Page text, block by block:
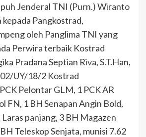
Jenderal TNI (Purn.) Wiranto
Pangkostrad,
oleh Panglima TNI yang
Perwira terbaik Kostrad
Pradana Septian Riva, S.T.Han,
UY/18/2 Kostrad
Pelontar GLM, 1 PCK AR
FN, 1 BH Senapan Angin Bold,
panjang, 3 BH Magazen
Teleskop Senjata, munisi 7.62